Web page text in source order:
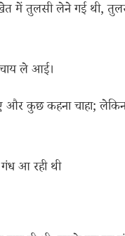
में तुलसी लेने गई थी,
चाय ले आई।
और कुछ कहना चाहा;
आ रही थी